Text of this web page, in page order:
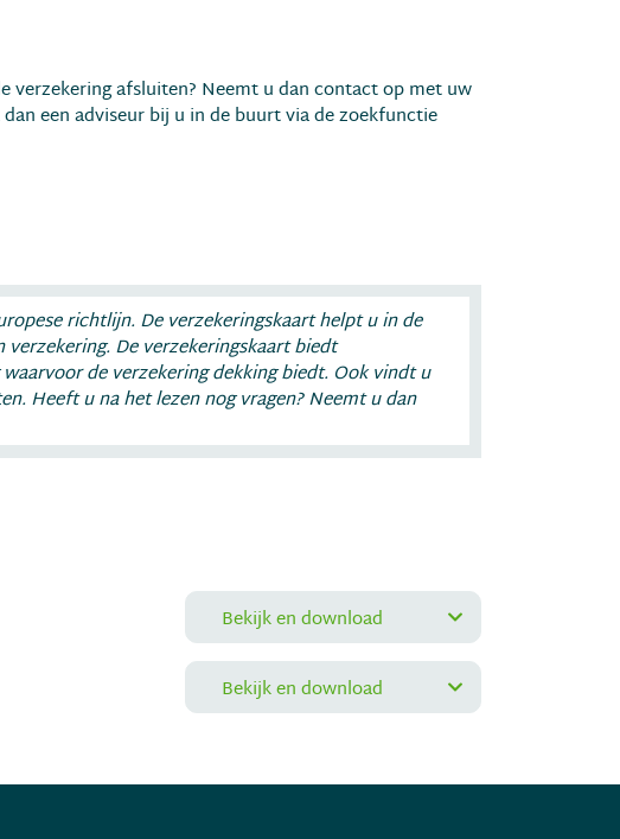
verzekering afsluiten? Neemt u dan contact op met uw
een adviseur bij u in de buurt via de zoekfunctie
richtlijn. De verzekeringskaart helpt u in de
De verzekeringskaart biedt
de verzekering dekking biedt. Ook vindt u
Heeft u na het lezen nog vragen? Neemt u dan
Bekijk en download
Bekijk en download